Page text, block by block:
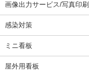
画像出力サービス/写真印刷
感染対策
ミニ看板
屋外用看板